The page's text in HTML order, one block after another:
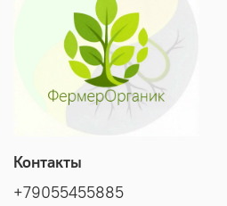
Контакты
+79055455885